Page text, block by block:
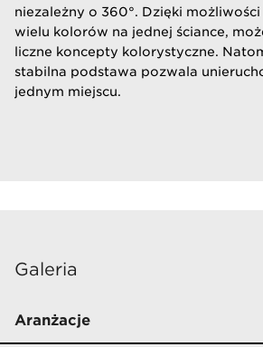
niezależny o 360°. Dzięki
wielu kolorów na jednej ściance,
liczne koncepty kolorystyczne.
stabilna podstawa pozwala
jednym miejscu.
Galeria
Aranżacje